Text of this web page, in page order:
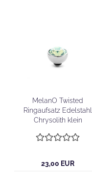
MelanO Twisted
Ringaufsatz Edelstahl
Chrysolith klein
23,00 EUR